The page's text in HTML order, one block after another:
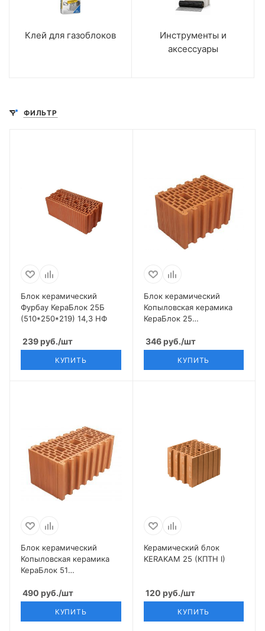
Клей для газоблоков
Инструменты и
аксессуары
ФИЛЬТР
Блок керамический
Фурбау КераБлок 25Б
(510*250*219) 14,3 НФ
239руб./шт
КУПИТЬ
Блок керамический
Копыловская керамика
КераБлок 25
346руб./шт
КУПИТЬ
Блок керамический
Копыловская керамика
КераБлок 51
490 руб./шт
КУПИТЬ
Керамический блок
KERAKAM 25 (КПТН I)
120 руб./шт
КУПИТЬ